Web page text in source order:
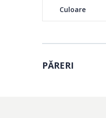
electricaCuloare
PĂRERI